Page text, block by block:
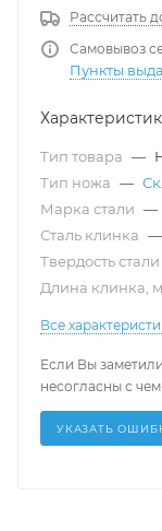
Рассчитать
Самовывоз
Пункты
Тип товара —
Тип ножа —
Марка стали —
Сталь клинка —
Твердость стали
Длина клинка,
Все
Если Вы
несогласны с
УКАЗАТЬ